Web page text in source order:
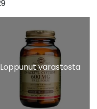
Loppunut varastosta